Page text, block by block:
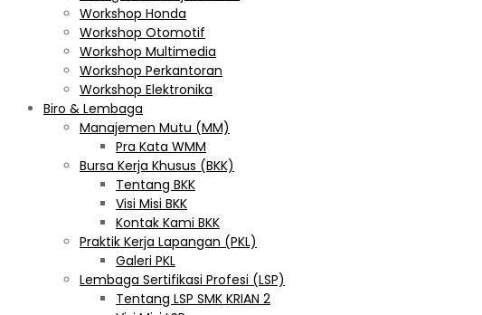
Workshop Honda
Workshop Otomotif
Workshop Multimedia
Workshop Perkantoran
Workshop Elektronika
Biro & Lembaga
Manajemen Mutu (MM)
Pra Kata WMM
Bursa Kerja Khusus (BKK)
Tentang BKK
Visi Misi BKK
Kontak Kami BKK
Praktik Kerja Lapangan (PKL)
Galeri PKL
Lembaga Sertifikasi Profesi (LSP)
Tentang LSP SMK KRIAN 2